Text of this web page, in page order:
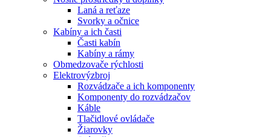
Laná a reťaze
Svorky a očnice
Kabíny a ich časti
Časti kabín
Kabíny a rámy
Obmedzovače rýchlosti
Elektrovýzbroj
Rozvádzače a ich komponenty
Komponenty do rozvádzačov
Káble
Tlačidlové ovládače
Žiarovky